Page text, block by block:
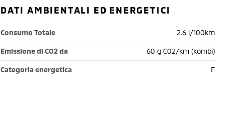
DATI AMBIENTALI ED ENERGETICI
Consumo Totale 2.6 l/100km
Emissione di CO2 da 60 g C02/km (kombi)
Categoria energetica F